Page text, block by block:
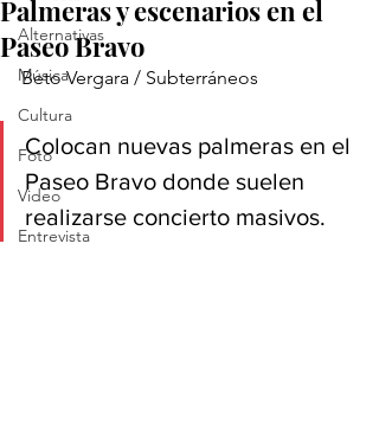
Alternativas
Música
Cultura
Foto
Video
Entrevista
Palmeras y escenarios en el
Paseo Bravo
Beto Vergara / Subterráneos
Colocan nuevas palmeras en el
Paseo Bravo donde suelen
realizarse concierto masivos.